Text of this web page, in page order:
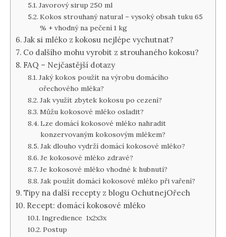
Javorový sirup 250 ml
Kokos strouhaný natural – vysoký obsah tuku 65
% + vhodný na pečení 1 kg
Jak si mléko z kokosu nejlépe vychutnat?
Co dalšího mohu vyrobit z strouhaného kokosu?
FAQ – Nejčastější dotazy
Jaký kokos použít na výrobu domácího
ořechového mléka?
Jak využít zbytek kokosu po cezení?
Můžu kokosové mléko osladit?
Lze domácí kokosové mléko nahradit
konzervovaným kokosovým mlékem?
Jak dlouho vydrží domácí kokosové mléko?
Je kokosové mléko zdravé?
Je kokosové mléko vhodné k hubnutí?
Jak použít domácí kokosové mléko při vaření?
Tipy na další recepty z blogu OchutnejOřech
Recept: domácí kokosové mléko
Ingredience 1x2x3x
Postup